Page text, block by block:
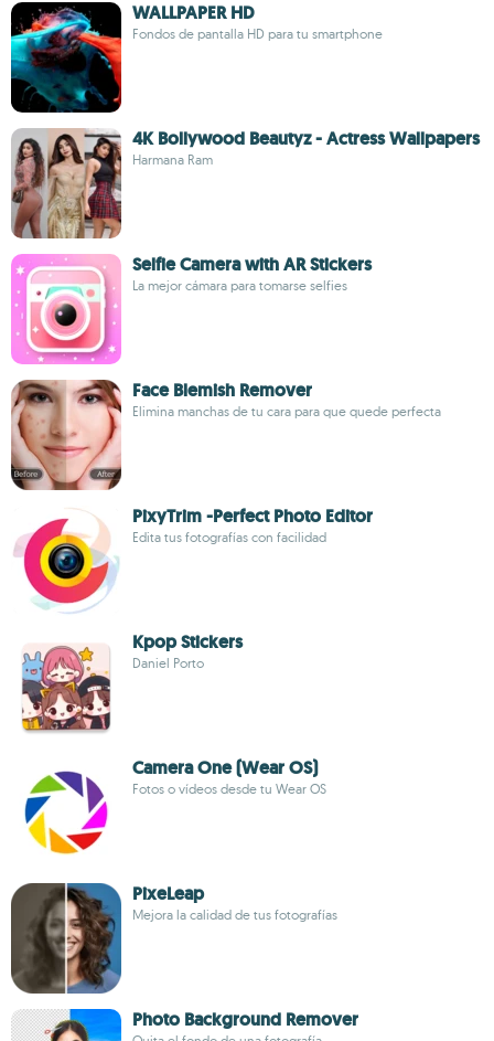
WALLPAPER HD
Fondos de pantalla HD para tu smartphone
4K Bollywood Beautyz - Actress Wallpapers
Harmana Ram
Selfie Camera with AR Stickers
La mejor cámara para tomarse selfies
Face Blemish Remover
Elimina manchas de tu cara para que quede perfecta
PixyTrim -Perfect Photo Editor
Edita tus fotografías con facilidad
Kpop Stickers
Daniel Porto
Camera One (Wear OS)
Fotos o vídeos desde tu Wear OS
PixeLeap
Mejora la calidad de tus fotografías
Photo Background Remover